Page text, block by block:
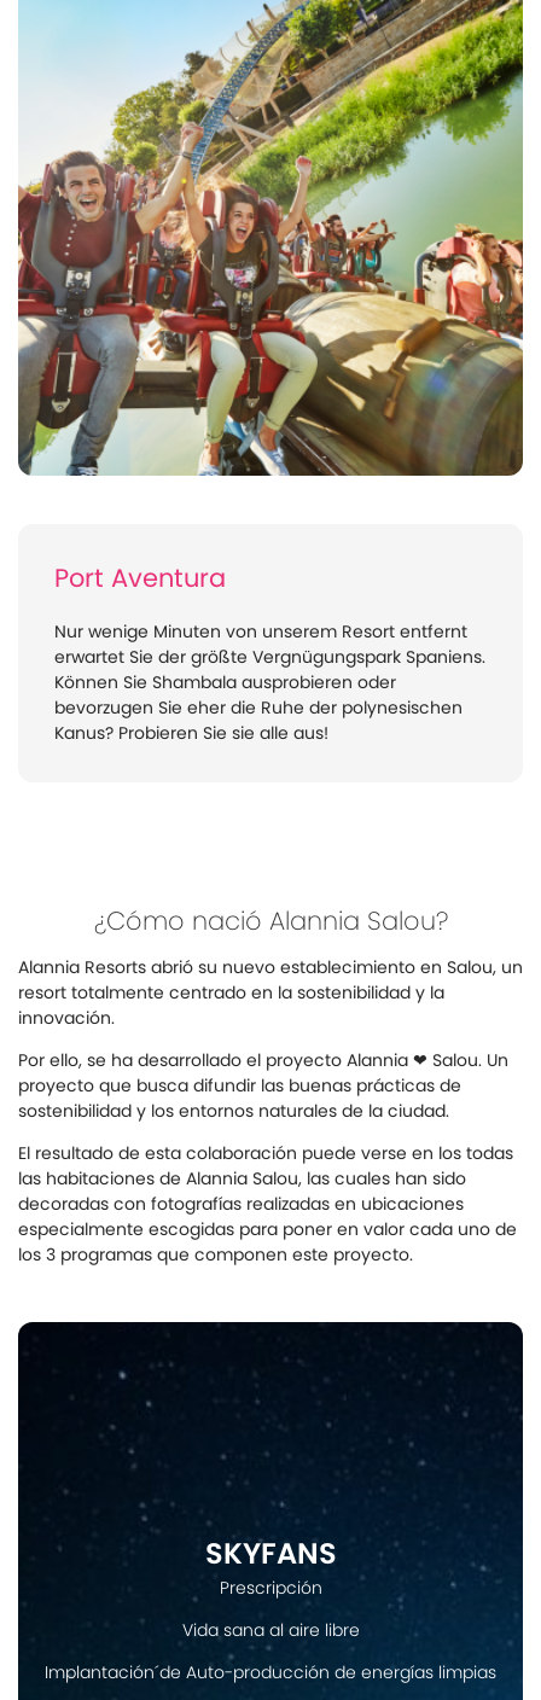
Port Aventura
Nur wenige Minuten von unserem Resort entfernt
erwartet Sie der größte Vergnügungspark Spaniens.
Können Sie Shambala ausprobieren oder
bevorzugen Sie eher die Ruhe der polynesischen
Kanus? Probieren Sie sie alle aus!
¿Cómo nació Alannia Salou?
Alannia Resorts abrió su nuevo establecimiento en Salou, un
resort totalmente centrado en la sostenibilidad y la
innovación.
Por ello, se ha desarrollado el proyecto Alannia ❤ Salou. Un
proyecto que busca difundir las buenas prácticas de
sostenibilidad y los entornos naturales de la ciudad.
El resultado de esta colaboración puede verse en los todas
las habitaciones de Alannia Salou, las cuales han sido
decoradas con fotografías realizadas en ubicaciones
especialmente escogidas para poner en valor cada uno de
los 3 programas que componen este proyecto.
SKYFANS
Prescripción
Vida sana al aire libre
Implantación´de Auto-producción de energías limpias